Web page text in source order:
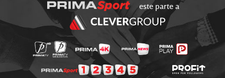
este parte a